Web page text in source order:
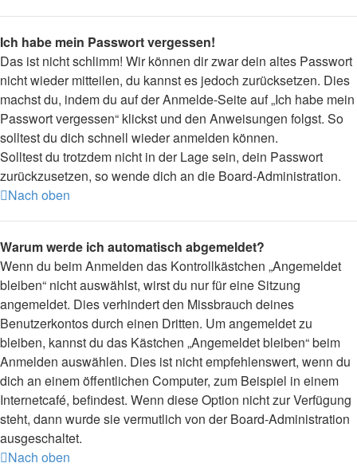
Ich habe mein Passwort vergessen!
Das ist nicht schlimm! Wir können dir zwar dein altes Passwort
nicht wieder mitteilen, du kannst es jedoch zurücksetzen. Dies
machst du, indem du auf der Anmelde-Seite auf „Ich habe mein
Passwort vergessen“ klickst und den Anweisungen folgst. So
solltest du dich schnell wieder anmelden können.
Solltest du trotzdem nicht in der Lage sein, dein Passwort
zurückzusetzen, so wende dich an die Board-Administration.
Nach oben
Warum werde ich automatisch abgemeldet?
Wenn du beim Anmelden das Kontrollkästchen „Angemeldet
bleiben“ nicht auswählst, wirst du nur für eine Sitzung
angemeldet. Dies verhindert den Missbrauch deines
Benutzerkontos durch einen Dritten. Um angemeldet zu
bleiben, kannst du das Kästchen „Angemeldet bleiben“ beim
Anmelden auswählen. Dies ist nicht empfehlenswert, wenn du
dich an einem öffentlichen Computer, zum Beispiel in einem
Internetcafé, befindest. Wenn diese Option nicht zur Verfügung
steht, dann wurde sie vermutlich von der Board-Administration
ausgeschaltet.
Nach oben